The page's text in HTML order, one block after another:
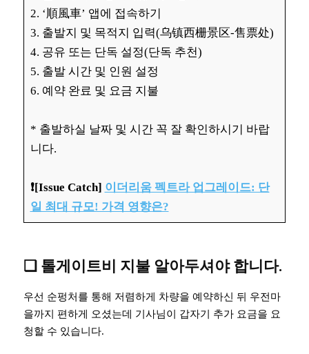
2. ‘順風車’ 앱에 접속하기
3. 출발지 및 목적지 입력(乌镇西栅景区-售票处)
4. 공유 또는 단독 설정(단독 추천)
5. 출발 시간 및 인원 설정
6. 예약 완료 및 요금 지불
* 출발하실 날짜 및 시간 꼭 잘 확인하시기 바랍
니다.
❗️[Issue Catch] 이더리움 펙트라 업그레이드: 단
일 최대 규모! 가격 영향은?
❏ 톨게이트비 지불 알아두셔야 합니다.
우선 순펑처를 통해 저렴하게 차량을 예약하신 뒤 우전마
을까지 편하게 오셨는데 기사님이 갑자기 추가 요금을 요
청할 수 있습니다.